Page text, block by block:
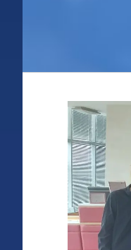
Ingrandisci
immagine